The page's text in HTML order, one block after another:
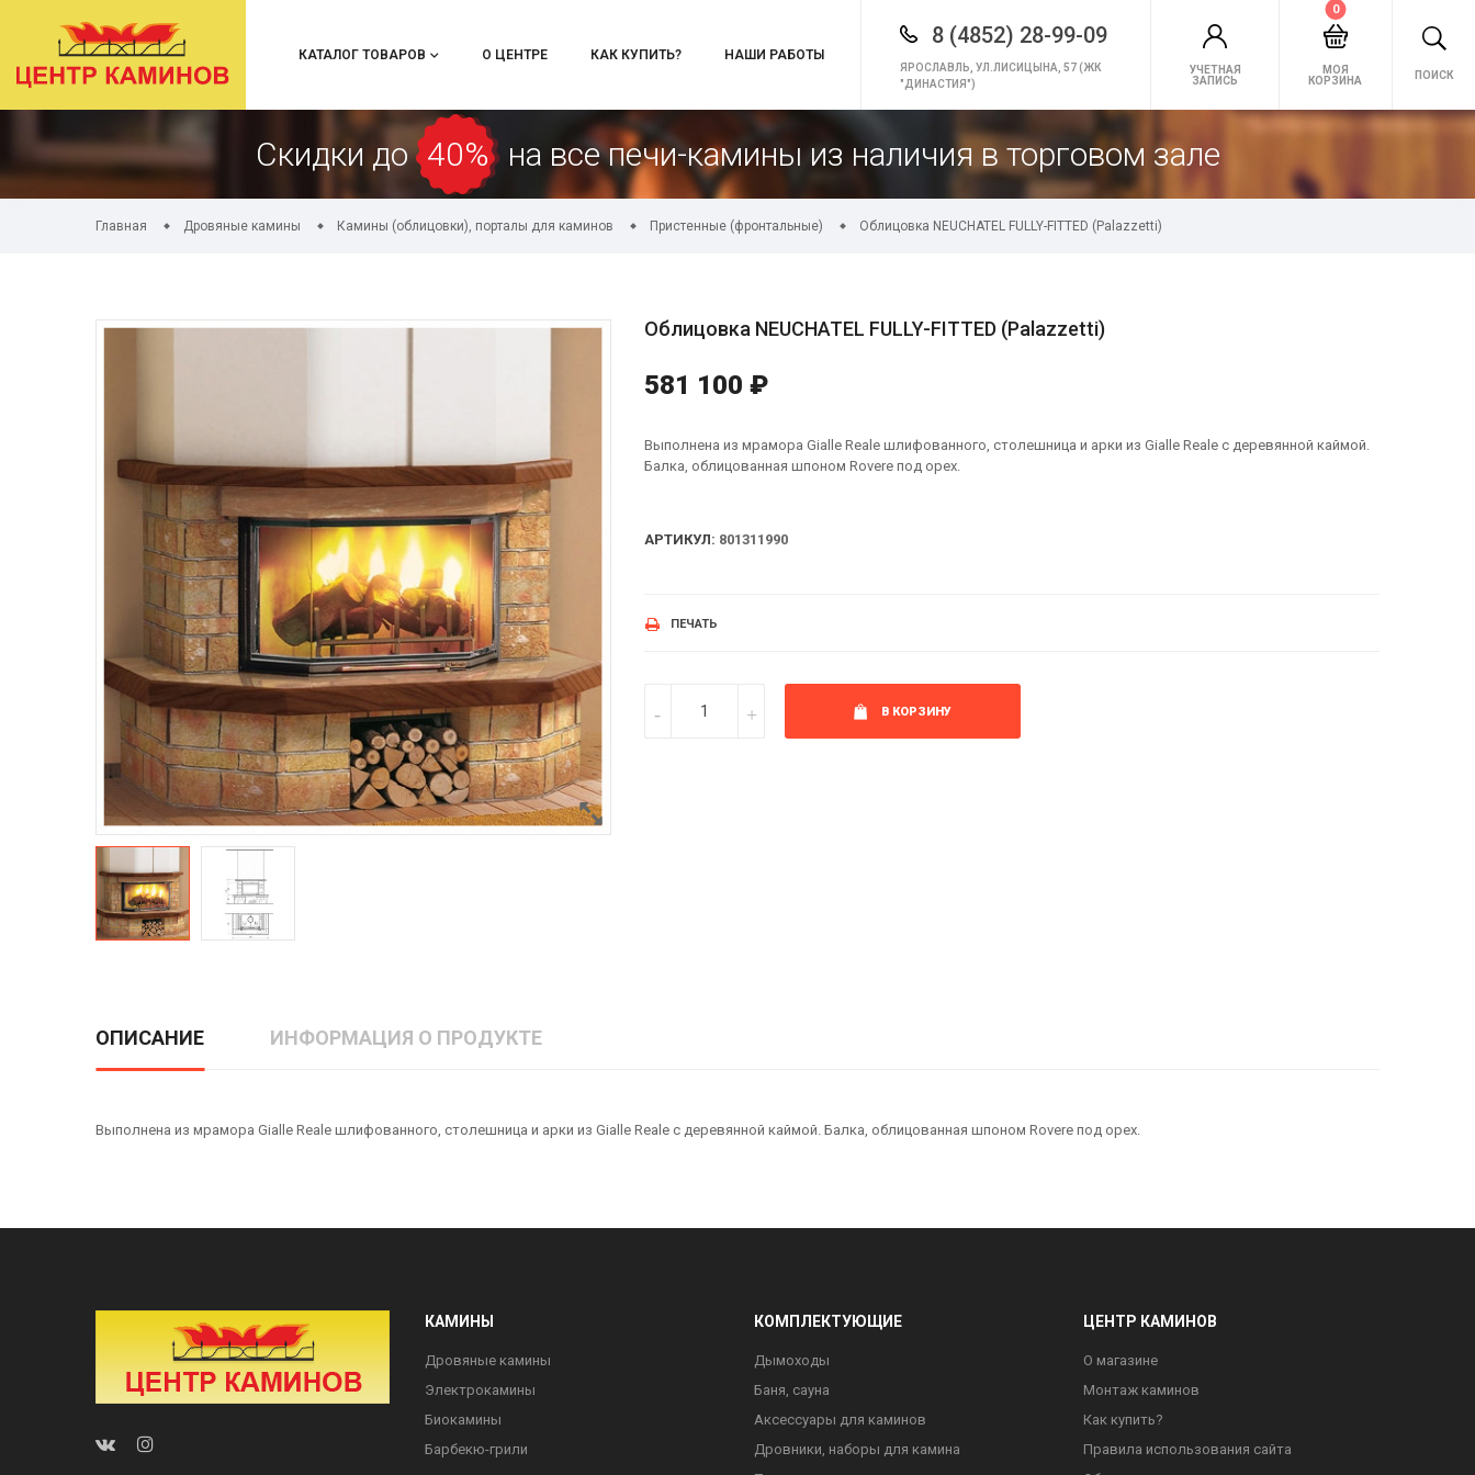
КАТАЛОГ ТОВАРОВ О ЦЕНТРЕ КАК КУПИТЬ? НАШИ РАБОТЫ
8 (4852) 28-99-09
ЯРОСЛАВЛЬ, УЛ.ЛИСИЦЫНА, 57 (ЖК
"ДИНАСТИЯ")
УЧЕТНАЯ
ЗАПИСЬ
МОЯ
КОРЗИНА
0
ПОИСК
Скидки до 40% на все печи-камины из наличия в торговом зале
Главная Дровяные камины Камины (облицовки), порталы для каминов Пристенные (фронтальные) Облицовка NEUCHATEL FULLY-FITTED (Palazzetti)
Облицовка NEUCHATEL FULLY-FITTED (Palazzetti)
581 100 ₽
Выполнена из мрамора Gialle Reale шлифованного, столешница и арки из Gialle Reale с деревянной каймой.
Балка, облицованная шпоном Rovere под орех.
АРТИКУЛ: 801311990
ПЕЧАТЬ
В КОРЗИНУ
ОПИСАНИЕ ИНФОРМАЦИЯ О ПРОДУКТЕ
Выполнена из мрамора Gialle Reale шлифованного, столешница и арки из Gialle Reale с деревянной каймой. Балка, облицованная шпоном Rovere под орех.
КАМИНЫ
Дровяные камины
Электрокамины
Биокамины
Барбекю-грили
КОМПЛЕКТУЮЩИЕ
Дымоходы
Баня, сауна
Аксессуары для каминов
Дровники, наборы для камина
ЦЕНТР КАМИНОВ
О магазине
Монтаж каминов
Как купить?
Правила использования сайта